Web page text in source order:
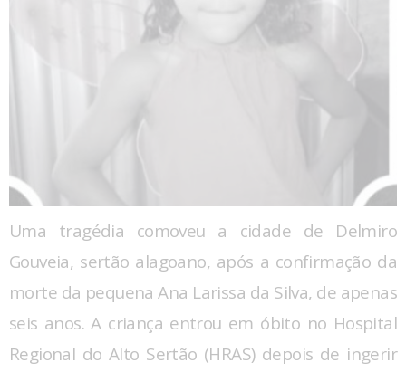
Uma tragédia comoveu a cidade de Delmiro
Gouveia, sertão alagoano, após a confirmação da
morte da pequena Ana Larissa da Silva, de apenas
seis anos. A criança entrou em óbito no Hospital
Regional do Alto Sertão (HRAS) depois de ingerir